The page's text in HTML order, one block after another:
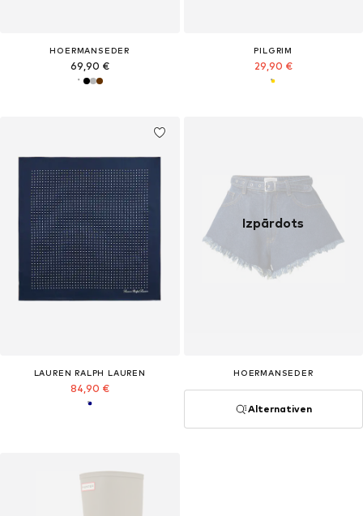
HOERMANSEDER
69,90 €
PILGRIM
29,90 €
LAUREN RALPH LAUREN
84,90 €
Izpārdots
HOERMANSEDER
Alternativen